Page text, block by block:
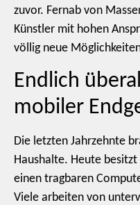
zuvor. Fernab von
Künstler mit hohen
völlig neue
Endlich
mobiler
Die letzten Jahrzehnte
Haushalte. Heute
einen tragbaren
Viele arbeiten von